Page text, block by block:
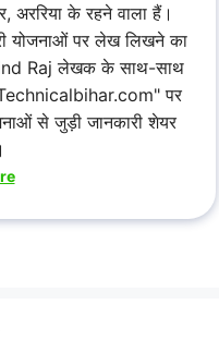
के रहने वाला हैं।
योजनाओं पर लेख लिखने का
Raj लेखक के साथ-साथ
पर
से जुड़ी जानकारी शेयर